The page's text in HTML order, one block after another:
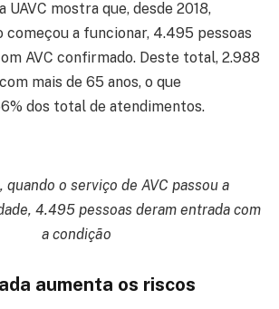
UAVC mostra que, desde 2018,
começou a funcionar, 4.495 pessoas
AVC confirmado. Deste total, 2.988
mais de 65 anos, o que
dos total de atendimentos.
quando o serviço de AVC passou a
4.495 pessoas deram entrada com
a condição
aumenta os riscos